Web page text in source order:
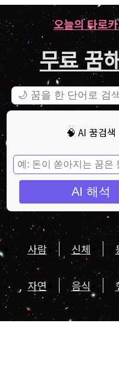
오늘의 타로
무료 꿈
🧠 AI 꿈검색
AI 해석
사람 신체
자연 음식